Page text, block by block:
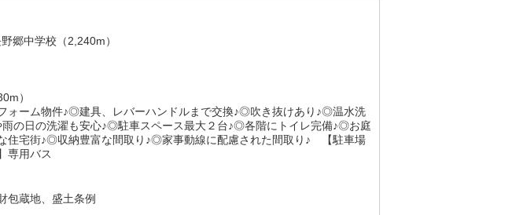
郷中学校（2,240m）
）
ーム物件♪◎建具、レバーハンドルまで交換♪◎吹き抜けあり♪◎温水洗
の日の洗濯も安心♪◎駐車スペース最大２台♪◎各階にトイレ完備♪◎お庭
住宅街♪◎収納豊富な間取り♪◎家事動線に配慮された間取り♪ 【駐車場
専用バス
包蔵地、盛土条例